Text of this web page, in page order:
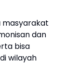
masyarakat
dan
bisa
wilayah